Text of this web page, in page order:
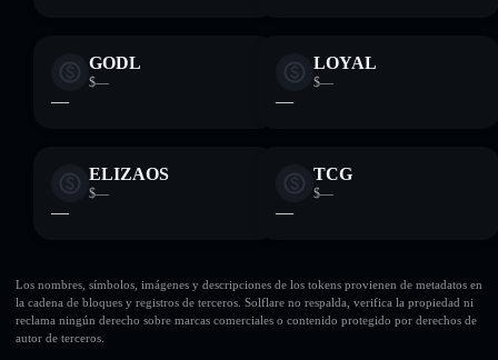
GODL
$—
—
LOYAL
$—
—
ELIZAOS
$—
—
TCG
$—
—
Los nombres, símbolos, imágenes y descripciones de los tokens provienen de metadatos en
la cadena de bloques y registros de terceros. Solflare no respalda, verifica la propiedad ni
reclama ningún derecho sobre marcas comerciales o contenido protegido por derechos de
autor de terceros.